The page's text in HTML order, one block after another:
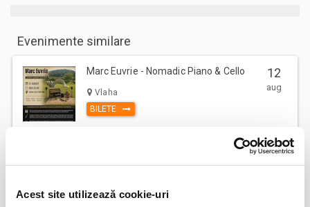
Acest site utilizează cookie-uri
Evenimente similare
Marc Euvrie - Nomadic Piano & Cello
Vlaha
BILETE
12
aug
FESTOBAL
BILETE
11